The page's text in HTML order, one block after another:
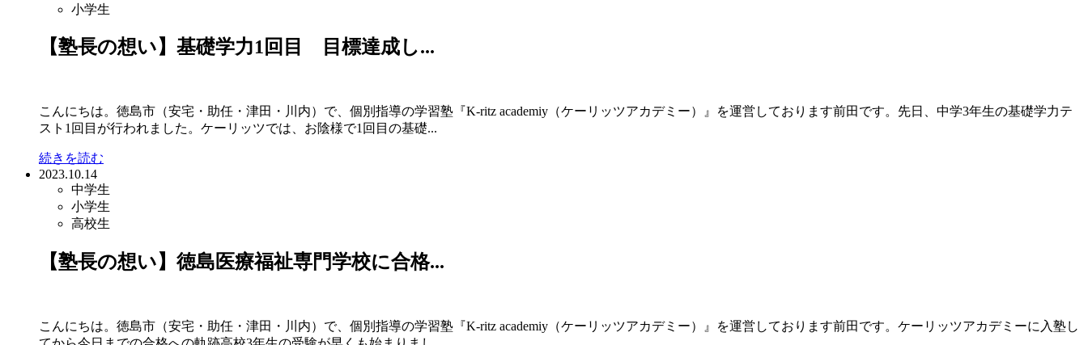
小学生
【塾長の想い】基礎学力1回目 目標達成し...
こんにちは。徳島市（安宅・助任・津田・川内）で、個別指導の学習塾『K-ritz academiy（ケーリッツアカデミー）』を運営しております前田です。先日、中学3年生の基礎学力テ
スト1回目が行われました。ケーリッツでは、お陰様で1回目の基礎...
続きを読む
2023.10.14
中学生
小学生
高校生
【塾長の想い】徳島医療福祉専門学校に合格...
こんにちは。徳島市（安宅・助任・津田・川内）で、個別指導の学習塾『K-ritz academiy（ケーリッツアカデミー）』を運営しております前田です。ケーリッツアカデミーに入塾し